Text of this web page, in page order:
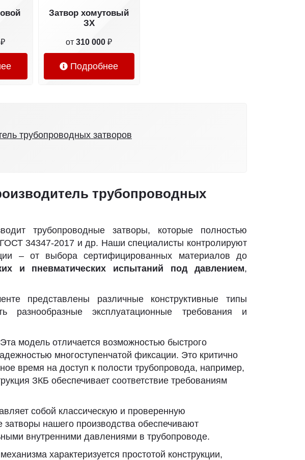
Затвор хомутовый
ЗХ
от310 000 ₽
Подробнее
трубопроводных затворов
трубопроводных
трубопроводные затворы, которые полностью
34347-2017 и др. Наши специалисты контролируют
– от выбора сертифицированных материалов до
и пневматических испытаний под давлением,
представлены различные конструктивные типы
разнообразные эксплуатационные требования и
модель отличается возможностью быстрого
многоступенчатой фиксации. Это критично
время на доступ к полости трубопровода, например,
ЗКБ обеспечивает соответствие требованиям
собой классическую и проверенную
затворы нашего производства обеспечивают
внутренними давлениями в трубопроводе.
характеризуется простотой конструкции,